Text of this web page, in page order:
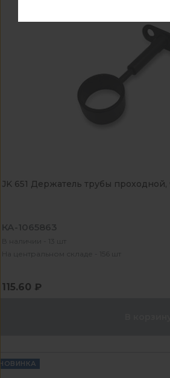
JK 651 Держатель трубы проходной,
КА-1065863
В наличии - 13 шт
На центральном складе - 156 шт
115.60 ₽